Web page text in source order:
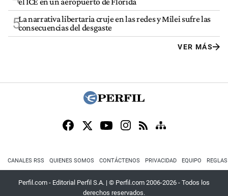
5La narrativa libertaria cruje en las redes y Milei sufre las
consecuencias del desgaste
VER MÁS
CANALES RSS QUIENES SOMOS CONTÁCTENOS PRIVACIDAD EQUIPO
Perfil.com - Editorial Perfil S.A. | © Perfil.com 2006-2026 - Todos los
derechos reservados.